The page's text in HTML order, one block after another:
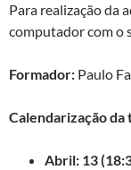
Para realização da
computador com o
Formador: Paulo
Calendarização da
Abril: 13